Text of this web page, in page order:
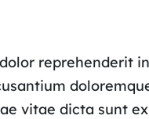
reprehenderit
vitae dicta sunt